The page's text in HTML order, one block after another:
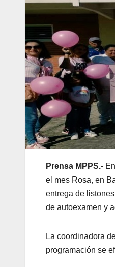
Prensa MPPS.-
el mes Rosa, en
entrega de
de autoexamen y
La coordinadora
programación se